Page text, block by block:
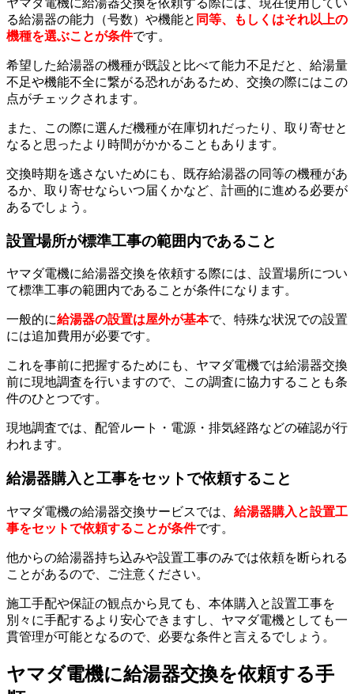
ヤマダ電機に給湯器交換を依頼する際には、現在使用してい
る給湯器の能力（号数）や機能と 同等、もしくはそれ以上の
機種を選ぶことが条件です。
希望した給湯器の機種が既設と比べて能力不足だと、給湯量
不足や機能不全に繋がる恐れがあるため、交換の際にはこの
点がチェックされます。
また、この際に選んだ機種が在庫切れだったり、取り寄せと
なると思ったより時間がかかることもあります。
交換時期を逃さないためにも、既存給湯器の同等の機種があ
るか、取り寄せならいつ届くかなど、計画的に進める必要が
あるでしょう。
設置場所が標準工事の範囲内であること
ヤマダ電機に給湯器交換を依頼する際には、設置場所につい
て標準工事の範囲内であることが条件になります。
一般的に給湯器の設置は屋外が基本で、特殊な状況での設置
には追加費用が必要です。
これを事前に把握するためにも、ヤマダ電機では給湯器交換
前に現地調査を行いますので、この調査に協力することも条
件のひとつです。
現地調査では、配管ルート・電源・排気経路などの確認が行
われます。
給湯器購入と工事をセットで依頼すること
ヤマダ電機の給湯器交換サービスでは、 給湯器購入と設置工
事をセットで依頼することが条件です。
他からの給湯器持ち込みや設置工事のみでは依頼を断られる
ことがあるので、ご注意ください。
施工手配や保証の観点から見ても、本体購入と設置工事を
別々に手配するより安心できますし、ヤマダ電機としても一
貫管理が可能となるので、必要な条件と言えるでしょう。
ヤマダ電機に給湯器交換を依頼する手